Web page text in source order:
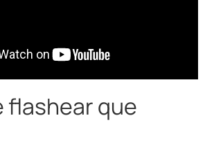
flashear que